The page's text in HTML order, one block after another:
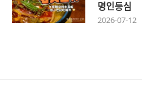
명인등심
2026-07-12